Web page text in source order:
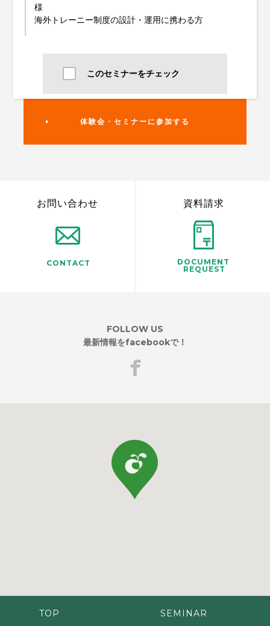
様
海外トレーニー制度の設計・運用に携わる方
このセミナーをチェック
体験会・セミナーに参加する
CONTACT
お問い合わせ
DOCUMENT
REQUEST
資料請求
FOLLOW US
最新情報をfacebookで！
TOP
SEMINAR